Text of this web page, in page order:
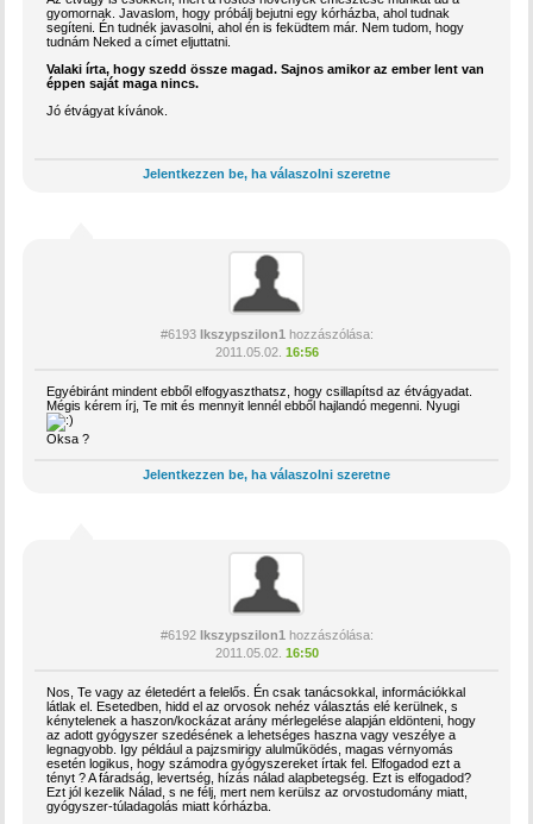
gyomornak. Javaslom, hogy próbálj bejutni egy kórházba, ahol tudnak
segíteni. Én tudnék javasolni, ahol én is feküdtem már. Nem tudom, hogy
tudnám Neked a címet eljuttatni.
Valaki írta, hogy szedd össze magad. Sajnos amikor az ember lent van
éppen saját maga nincs.
Jó étvágyat kívánok.
Jelentkezzen be, ha válaszolni szeretne
#6193 Ikszypszilon1 hozzászólása:
2011.05.02. 16:56
Egyébiránt mindent ebből elfogyaszthatsz, hogy csillapítsd az étvágyadat.
Mégis kérem írj, Te mit és mennyit lennél ebből hajlandó megenni. Nyugi
Oksa ?
Jelentkezzen be, ha válaszolni szeretne
#6192 Ikszypszilon1 hozzászólása:
2011.05.02. 16:50
Nos, Te vagy az életedért a felelős. Én csak tanácsokkal, információkkal
látlak el. Esetedben, hidd el az orvosok nehéz választás elé kerülnek, s
kénytelenek a haszon/kockázat arány mérlegelése alapján eldönteni, hogy
az adott gyógyszer szedésének a lehetséges haszna vagy veszélye a
legnagyobb. Igy például a pajzsmirigy alulműködés, magas vérnyomás
esetén logikus, hogy számodra gyógyszereket írtak fel. Elfogadod ezt a
tényt ? A fáradság, levertség, hízás nálad alapbetegség. Ezt is elfogadod?
Ezt jól kezelik Nálad, s ne félj, mert nem kerülsz az orvostudomány miatt,
gyógyszer-túladagolás miatt kórházba.